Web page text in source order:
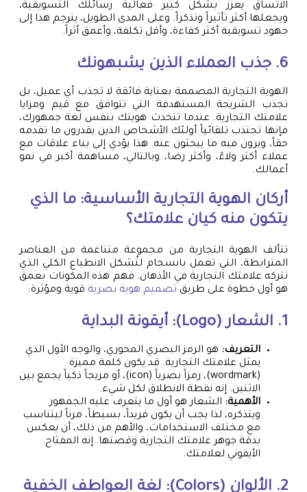
الاتساق يعزز بشكل كبير فعالية رسائلك التسويقية،
ويجعلها أكثر تأثيراً وتذكراً. وعلى المدى الطويل، يترجم هذا إلى
جهود تسويقية أكثر كفاءة، وأقل تكلفة، وأعمق أثراً.
6. جذب العملاء الذين يشبهونك
الهوية التجارية المصممة بعناية فائقة لا تجذب أي عميل، بل
تجذب الشريحة المستهدفة التي تتوافق مع قيم ومزايا
علامتك التجارية. عندما تتحدث هويتك بنفس لغة جمهورك،
فإنها تجتذب تلقائياً أولئك الأشخاص الذين يقدرون ما تقدمه
حقاً، ويرون فيه ما يبحثون عنه. هذا يؤدي إلى بناء علاقات مع
عملاء أكثر ولاءً، وأكثر رضا، وبالتالي، مساهمة أكبر في نمو
أعمالك.
أركان الهوية التجارية الأساسية: ما الذي
يتكون منه كيان علامتك؟
تتألف الهوية التجارية من مجموعة متناغمة من العناصر
المترابطة، التي تعمل بانسجام لتُشكل الانطباع الكلي الذي
تتركه علامتك التجارية في الأذهان. فهم هذه المكونات بعمق
هو أول خطوة على طريق تصميم هوية بصرية قوية ومؤثرة:
1. الشعار (Logo): أيقونة البداية
التعريف: هو الرمز البصري المحوري، والوجه الأول الذي
يمثل علامتك التجارية. قد يكون كلمة مميزة
(wordmark)، رمزاً بصرياً (icon)، أو مزيجاً ذكياً يجمع بين
الاثنين. إنه نقطة الانطلاق لكل شيء.
الأهمية: الشعار هو أول ما يتعرف عليه الجمهور
ويتذكره، لذا يجب أن يكون فريداً، بسيطاً، مرناً ليتناسب
مع مختلف الاستخدامات، والأهم من ذلك، أن يعكس
بدقة جوهر علامتك التجارية وقصتها. إنه المفتاح
الأيقوني لعلامتك.
2. الألوان (Colors): لغة العواطف الخفية